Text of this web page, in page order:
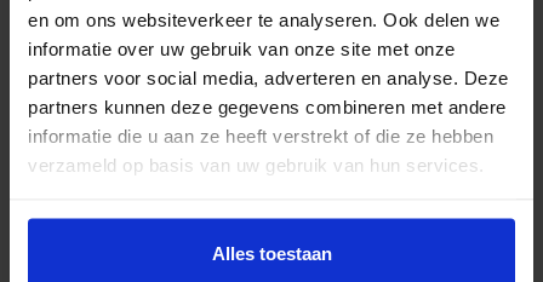
en om ons websiteverkeer te analyseren. Ook delen we
informatie over uw gebruik van onze site met onze
partners voor social media, adverteren en analyse. Deze
partners kunnen deze gegevens combineren met andere
informatie die u aan ze heeft verstrekt of die ze hebben
verzameld op basis van uw gebruik van hun services.
Alles toestaan
Novastyl Passe Partout